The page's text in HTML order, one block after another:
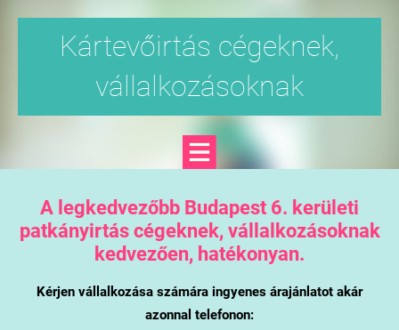
Kártevőirtás cégeknek,
vállalkozásoknak
A legkedvezőbb Budapest 6. kerületi
patkányirtás cégeknek, vállalkozásoknak
kedvezően, hatékonyan.
Kérjen vállalkozása számára ingyenes árajánlatot akár
azonnal telefonon: